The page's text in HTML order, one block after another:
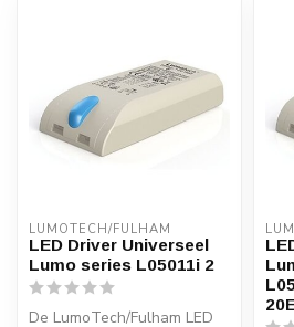
LUMOTECH/FULHAM
LED Driver Universeel
Lumo series L05011i 2
De LumoTech/Fulham LED